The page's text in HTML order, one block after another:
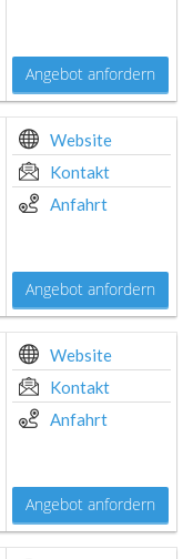
Angebot anfordern
Website
Kontakt
Anfahrt
Angebot anfordern
Website
Kontakt
Anfahrt
Angebot anfordern